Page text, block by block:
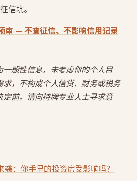
信坑。
审 — 不查征信、不影响信用记录
一般性信息，未考虑你的个人目
求，不构成个人信贷、财务或税务
定前，请向持牌专业人士寻求意
：你手里的投资房受影响吗？